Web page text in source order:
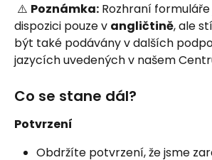
⚠️ Poznámka: Rozhraní
dispozici pouze v angličtině, ale
být také podávány v dalších
jazycích uvedených v našem
Co se stane dál?
Potvrzení
Obdržíte potvrzení, že jsme